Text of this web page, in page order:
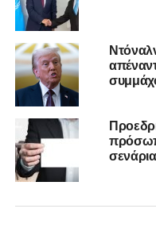
προσδόκιμο ζωής μας
RELATED TOPICS:
Αδειάζει η…
DON'T MISS
Οι κατασκευασμένες
ττενέκκα
σενάρια